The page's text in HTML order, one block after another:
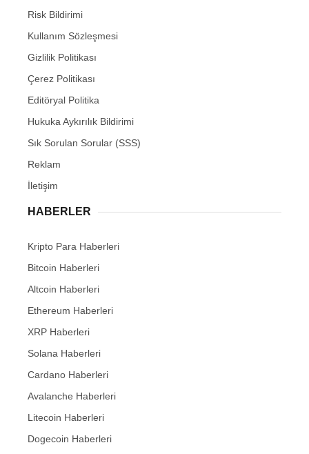
Risk Bildirimi
Kullanım Sözleşmesi
Gizlilik Politikası
Çerez Politikası
Editöryal Politika
Hukuka Aykırılık Bildirimi
Sık Sorulan Sorular (SSS)
Reklam
İletişim
HABERLER
Kripto Para Haberleri
Bitcoin Haberleri
Altcoin Haberleri
Ethereum Haberleri
XRP Haberleri
Solana Haberleri
Cardano Haberleri
Avalanche Haberleri
Litecoin Haberleri
Dogecoin Haberleri